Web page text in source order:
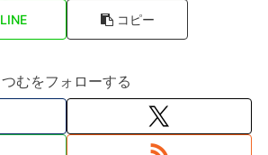
LINE コピー
つむをフォローする